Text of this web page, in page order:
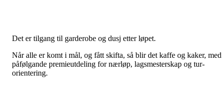
Det er tilgang til garderobe og dusj etter løpet.
Når alle er komt i mål, og fått skifta, så blir det kaffe og kaker, med
påfølgande premieutdeling for nærløp, lagsmesterskap og tur-
orientering.